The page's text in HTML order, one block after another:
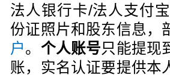
法人银行卡/法人支付
份证照片和股东信息，
户。 个人账号只能提现
账，实名认证要提供本